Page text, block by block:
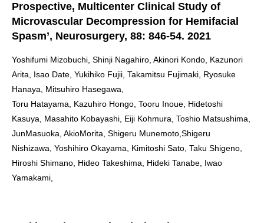
Prospective, Multicenter Clinical Study of
Microvascular Decompression for Hemifacial
Spasm’, Neurosurgery, 88: 846-54. 2021
Yoshifumi Mizobuchi, Shinji Nagahiro, Akinori Kondo, Kazunori
Arita, Isao Date, Yukihiko Fujii, Takamitsu Fujimaki, Ryosuke
Hanaya, Mitsuhiro Hasegawa,
Toru Hatayama, Kazuhiro Hongo, Tooru Inoue, Hidetoshi
Kasuya, Masahito Kobayashi, Eiji Kohmura, Toshio Matsushima,
JunMasuoka, AkioMorita, Shigeru Munemoto,Shigeru
Nishizawa, Yoshihiro Okayama, Kimitoshi Sato, Taku Shigeno,
Hiroshi Shimano, Hideo Takeshima, Hideki Tanabe, Iwao
Yamakami,